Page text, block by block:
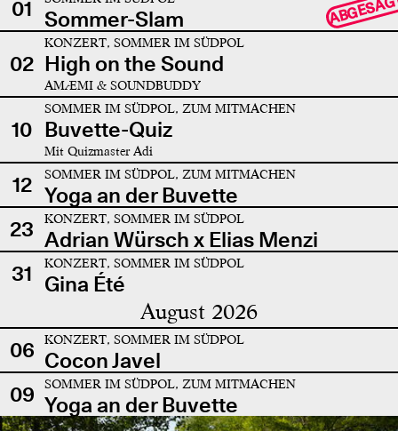
01 Sommer-Slam
02
KONZERT, SOMMER IM SÜDPOL
High on the Sound
AMÆMI & SOUNDBUDDY
10
SOMMER IM SÜDPOL, ZUM MITMACHEN
Buvette-Quiz
Mit Quizmaster Adi
12 SOMMER IM SÜDPOL, ZUM MITMACHEN
Yoga an der Buvette
23
KONZERT, SOMMER IM SÜDPOL
Adrian Würsch x Elias Menzi
31
KONZERT, SOMMER IM SÜDPOL
Gina Été
August 2026
06 KONZERT, SOMMER IM SÜDPOL
Cocon Javel
09
SOMMER IM SÜDPOL, ZUM MITMACHEN
Yoga an der Buvette